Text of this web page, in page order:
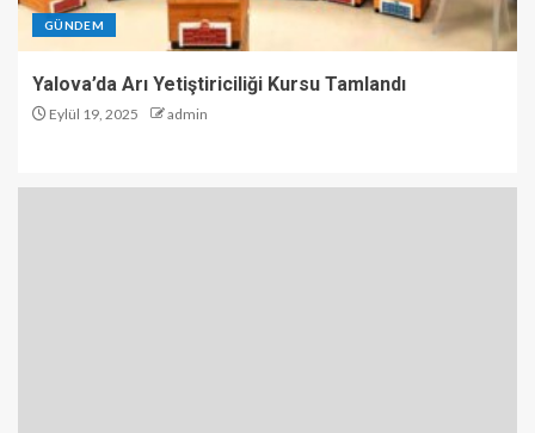
GÜNDEM
Yalova’da Arı Yetiştiriciliği Kursu Tamlandı
Eylül 19, 2025 admin